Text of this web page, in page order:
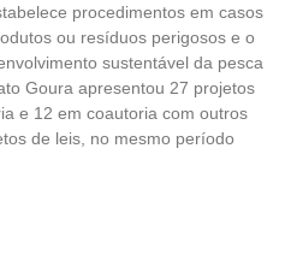
procedimentos em casos
ou resíduos perigosos e o
sustentável da pesca
Goura apresentou 27 projetos
e 12 em coautoria com outros
de leis, no mesmo período